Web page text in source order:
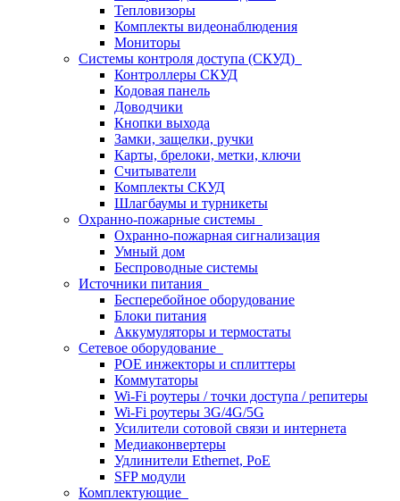
Тепловизоры
Комплекты видеонаблюдения
Мониторы
Системы контроля доступа (СКУД)
Контроллеры СКУД
Кодовая панель
Доводчики
Кнопки выхода
Замки, защелки, ручки
Карты, брелоки, метки, ключи
Считыватели
Комплекты СКУД
Шлагбаумы и турникеты
Охранно-пожарные системы
Охранно-пожарная сигнализация
Умный дом
Беспроводные системы
Источники питания
Бесперебойное оборудование
Блоки питания
Аккумуляторы и термостаты
Сетевое оборудование
POE инжекторы и сплиттеры
Коммутаторы
Wi-Fi роутеры / точки доступа / репитеры
Wi-Fi роутеры 3G/4G/5G
Усилители сотовой связи и интернета
Медиаконвертеры
Удлинители Ethernet, PoE
SFP модули
Комплектующие